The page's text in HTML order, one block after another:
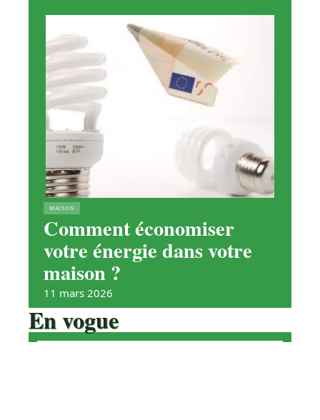
MAISON
Comment économiser
votre énergie dans votre
maison ?
11 mars 2026
En vogue